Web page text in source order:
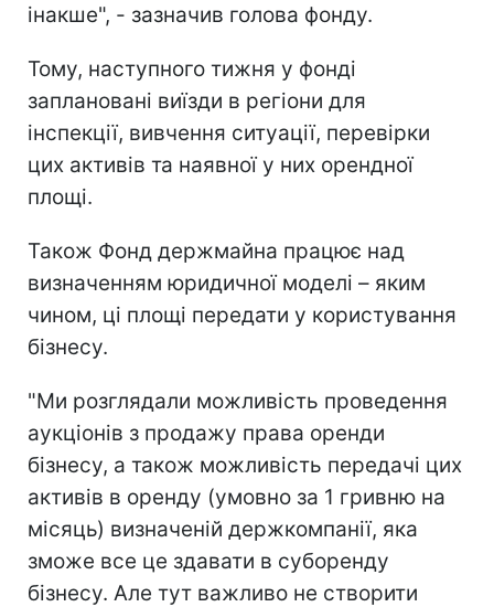
інакше", - зазначив голова фонду.
Тому, наступного тижня у фонді
заплановані виїзди в регіони для
інспекції, вивчення ситуації, перевірки
цих активів та наявної у них орендної
площі.
Також Фонд держмайна працює над
визначенням юридичної моделі – яким
чином, ці площі передати у користування
бізнесу.
"Ми розглядали можливість проведення
аукціонів з продажу права оренди
бізнесу, а також можливість передачі цих
активів в оренду (умовно за 1 гривню на
місяць) визначеній держкомпанії, яка
зможе все це здавати в суборенду
бізнесу. Але тут важливо не створити